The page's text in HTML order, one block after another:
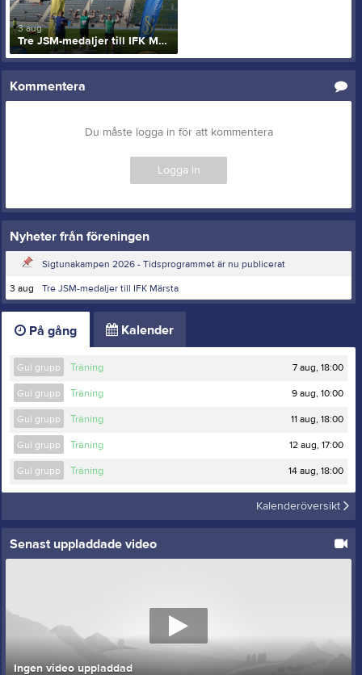
3 aug
Tre JSM-medaljer till IFK Märsta
Kommentera
Du måste logga in för att kommentera
Logga in
Nyheter från föreningen
Sigtunakampen 2026 - Tidsprogrammet är nu publicerat
3 aug
Tre JSM-medaljer till IFK Märsta
På gång Kalender
Gul grupp Träning 7 aug, 18:00
Gul grupp Träning 9 aug, 10:00
Gul grupp Träning 11 aug, 18:00
Gul grupp Träning 12 aug, 17:00
Gul grupp Träning 14 aug, 18:00
Kalenderöversikt
Senast uppladdade video
Ingen video uppladdad